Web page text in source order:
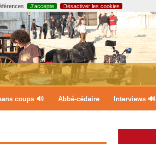
J’accepte Désactiver les cookies
coups 🔊 Abbé-cédaire Interviews 🔊